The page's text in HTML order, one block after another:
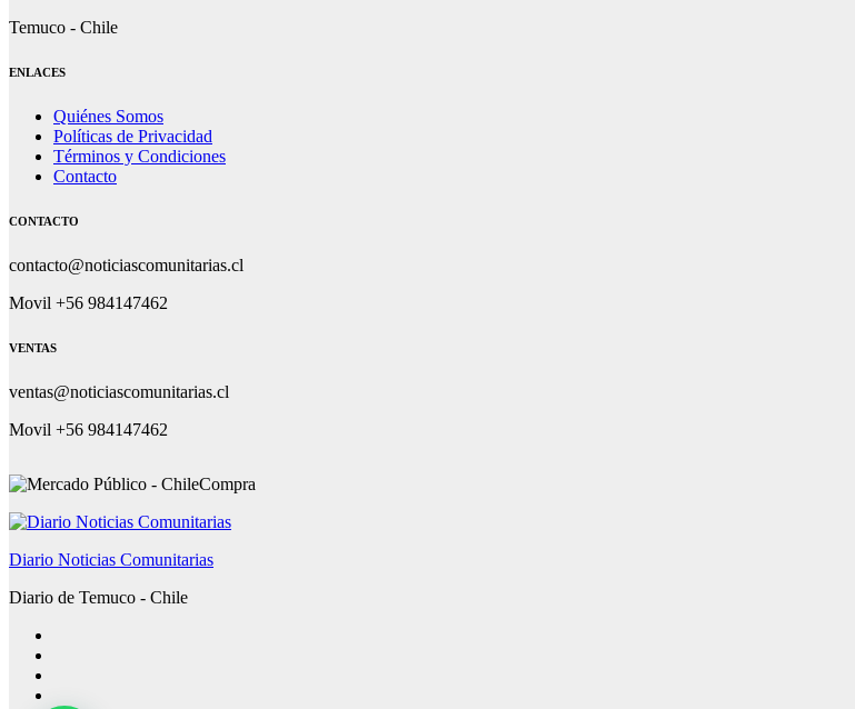
Temuco - Chile
ENLACES
Quiénes Somos
Políticas de Privacidad
Términos y Condiciones
Contacto
CONTACTO
contacto@noticiascomunitarias.cl
Movil +56 984147462
VENTAS
ventas@noticiascomunitarias.cl
Movil +56 984147462
Diario Noticias Comunitarias
Diario de Temuco - Chile